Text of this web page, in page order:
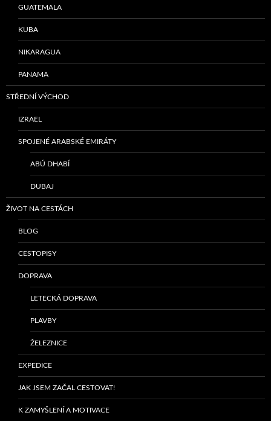
GUATEMALA
KUBA
NIKARAGUA
PANAMA
STŘEDNÍ VÝCHOD
IZRAEL
SPOJENÉ ARABSKÉ EMIRÁTY
ABÚ DHABÍ
DUBAJ
ŽIVOT NA CESTÁCH
BLOG
CESTOPISY
DOPRAVA
LETECKÁ DOPRAVA
PLAVBY
ŽELEZNICE
EXPEDICE
JAK JSEM ZAČAL CESTOVAT!
K ZAMYŠLENÍ A MOTIVACE